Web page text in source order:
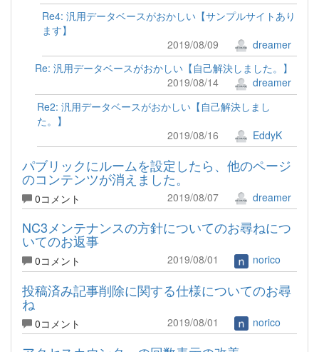
Re4: 汎用データベースがおかしい【サンプルサイトあり
ます】
2019/08/09
dreamer
Re: 汎用データベースがおかしい【自己解決しました。】
2019/08/14
dreamer
Re2: 汎用データベースがおかしい【自己解決しまし
た。】
2019/08/16
EddyK
パブリックにルームを設定したら、他のページ
のコンテンツが消えました。
0コメント 2019/08/07 dreamer
NC3メンテナンスの方針についてのお尋ねにつ
いてのお返事
0コメント 2019/08/01 norico
投稿済み記事削除に関する仕様についてのお尋
ね
0コメント 2019/08/01 norico